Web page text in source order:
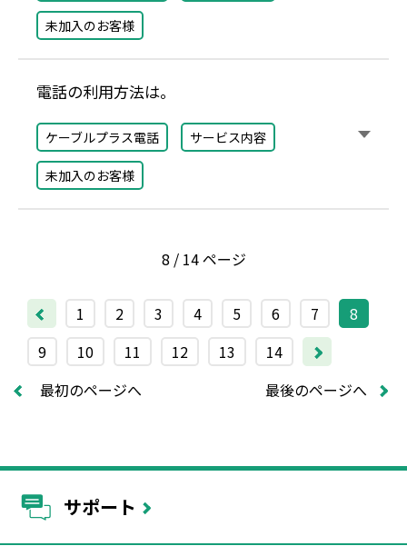
未加入のお客様
電話の利用方法は。
ケーブルプラス電話 サービス内容
未加入のお客様
8 / 14 ページ
最初のページへ
1 2 3 4 5 6 7
8
9
10 11 12 13
14
最後のページへ
サポート